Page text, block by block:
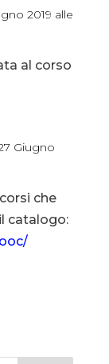
2019 alle
al corso
Giugno
che
catalogo: